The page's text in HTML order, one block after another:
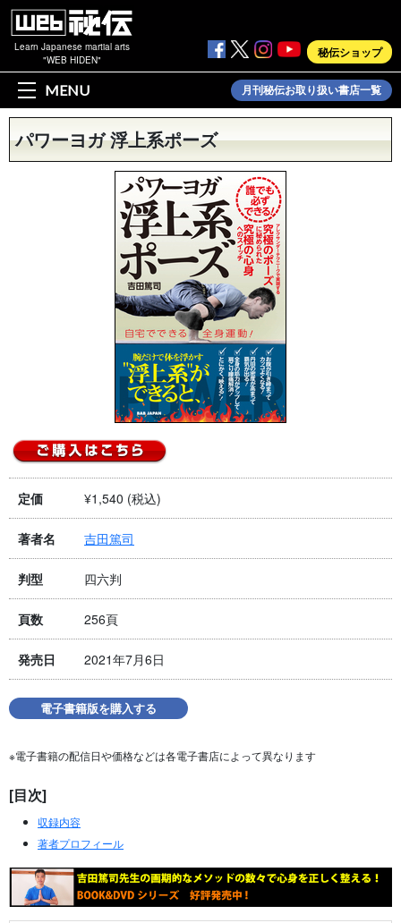
Learn Japanese martial arts
"WEB HIDEN"
秘伝ショップ
MENU 月刊秘伝お取り扱い書店一覧
パワーヨガ 浮上系ポーズ
定価 ¥1,540 (税込)
著者名 吉田篤司
判型 四六判
頁数 256頁
発売日 2021年7月6日
電子書籍版を購入する
※電子書籍の配信日や価格などは各電子書店によって異なります
[目次]
収録内容
著者プロフィール